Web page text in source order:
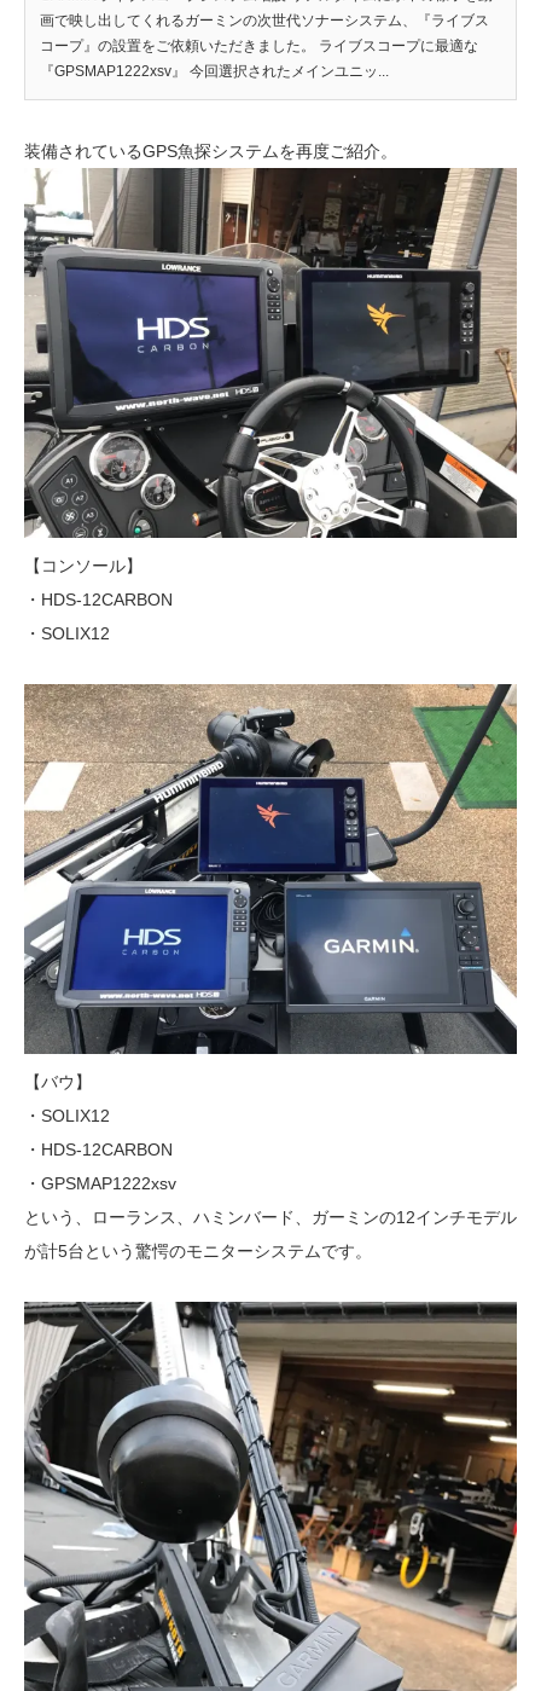
画で映し出してくれるガーミンの次世代ソナーシステム、『ライブス
コープ』の設置をご依頼いただきました。 ライブスコープに最適な
『GPSMAP1222xsv』 今回選択されたメインユニッ...
装備されているGPS魚探システムを再度ご紹介。
【コンソール】
・HDS-12CARBON
・SOLIX12
【バウ】
・SOLIX12
・HDS-12CARBON
・GPSMAP1222xsv
という、ローランス、ハミンバード、ガーミンの12インチモデル
が計5台という驚愕のモニターシステムです。